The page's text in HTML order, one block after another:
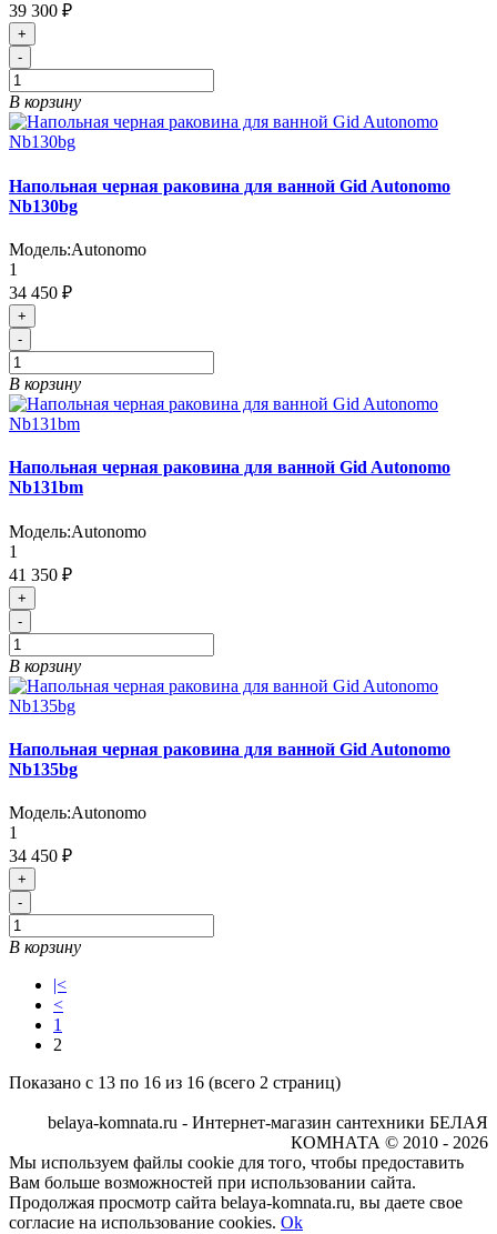
39 300 ₽
+
-
В корзину
Напольная черная раковина для ванной Gid Autonomo
Nb130bg
Модель:Autonomo
1
34 450 ₽
+
-
В корзину
Напольная черная раковина для ванной Gid Autonomo
Nb131bm
Модель:Autonomo
1
41 350 ₽
+
-
В корзину
Напольная черная раковина для ванной Gid Autonomo
Nb135bg
Модель:Autonomo
1
34 450 ₽
+
-
В корзину
|<
<
1
2
Показано с 13 по 16 из 16 (всего 2 страниц)
belaya-komnata.ru - Интернет-магазин сантехники БЕЛАЯ
КОМНАТА © 2010 - 2026
Мы используем файлы cookie для того, чтобы предоставить
Вам больше возможностей при использовании сайта.
Продолжая просмотр сайта belaya-komnata.ru, вы даете свое
согласие на использование cookies. Ok